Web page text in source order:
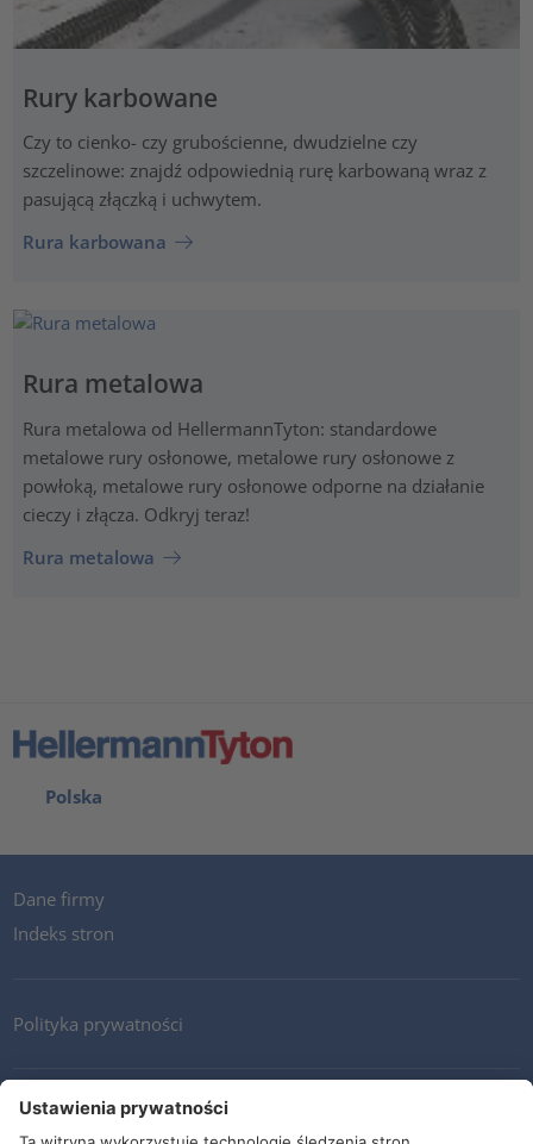
Rury karbowane
Czy to cienko- czy grubościenne, dwudzielne czy
szczelinowe: znajdź odpowiednią rurę karbowaną wraz z
pasującą złączką i uchwytem.
Rura karbowana
Rura metalowa
Rura metalowa od HellermannTyton: standardowe
metalowe rury osłonowe, metalowe rury osłonowe z
powłoką, metalowe rury osłonowe odporne na działanie
cieczy i złącza. Odkryj teraz!
Rura metalowa
Polska
Dane firmy
Indeks stron
Polityka prywatności